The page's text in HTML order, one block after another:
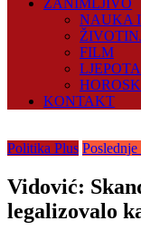
ZANIMLJIVO
NAUKA
FILM
KONTAKT
Politika Plus
Vidović:
legalizovalo